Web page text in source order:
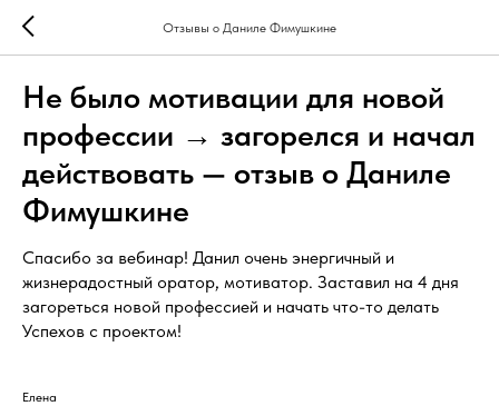
Отзывы о Даниле Фимушкине
Не было мотивации для новой
профессии → загорелся и начал
действовать — отзыв о Даниле
Фимушкине
Спасибо за вебинар! Данил очень энергичный и
жизнерадостный оратор, мотиватор. Заставил на 4 дня
загореться новой профессией и начать что-то делать
Успехов с проектом!
Елена